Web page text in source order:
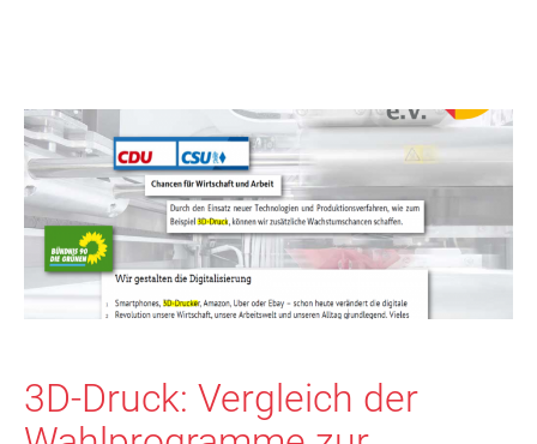
3D-Druck: Vergleich der